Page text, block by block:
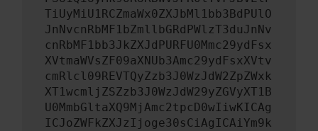
TiUyMiU1RCZmaWx0ZXJbMl1bb3BdPUlO
JnNvcnRbMF1bZmllbGRdPWlzT3duJnNv
cnRbMF1bb3JkZXJdPURFU0Mmc29ydFsx
XVtmaWVsZF09aXNUb3Amc29ydFsxXVtv
cmRlcl09REVTQyZzb3J0WzJdW2ZpZWxk
XT1wcmljZSZzb3J0WzJdW29yZGVyXT1B
U0MmbGltaXQ9MjAmc2tpcD0wIiwKICAg
ICJoZWFkZXJzIjoge30sCiAgICAiYm9k